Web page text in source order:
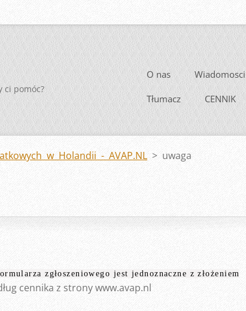
ci pomóc?
O nas Wiadomosci
Tłumacz CENNIK
w Holandii - AVAP.NL > uwaga
zgłoszeniowego jest jednoznaczne z złożeniem
cennika z strony www.avap.nl